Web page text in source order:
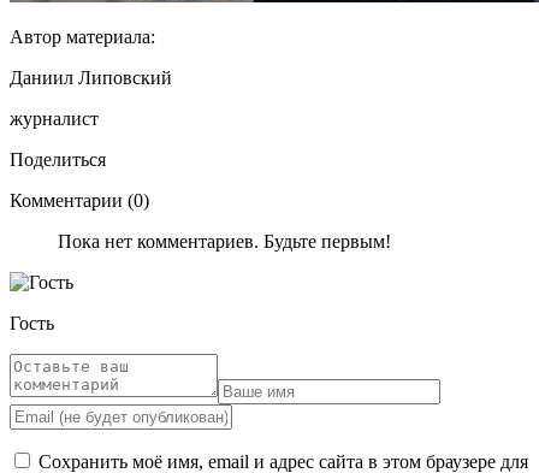
Автор материала:
Даниил Липовский
журналист
Поделиться
Комментарии (0)
Пока нет комментариев. Будьте первым!
Гость
Сохранить моё имя, email и адрес сайта в этом браузере для